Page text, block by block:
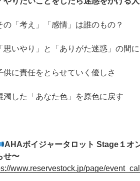
の「考え」「感情」は誰のもの？
「思いやり」と「ありがた迷惑」の間
供に責任をとらせていく優しさ
濁した「あなた色」を原色に戻す
AHAボイジャータロット Stage１オ
せ〜
www.reservestock.jp/page/